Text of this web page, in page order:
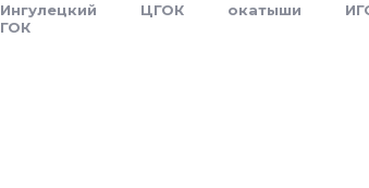
Ингулецкий
ГОК
ЦГОК окатыши